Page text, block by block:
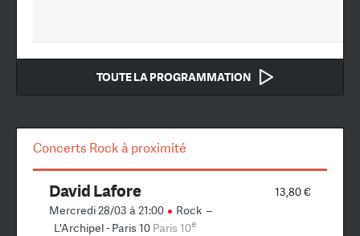
TOUTE LA PROGRAMMATION
Concerts Rock à proximité
13,80 €
David Lafore
Mercredi 28/03 à 21:00 Rock –
L'Archipel - Paris 10 Paris 10e